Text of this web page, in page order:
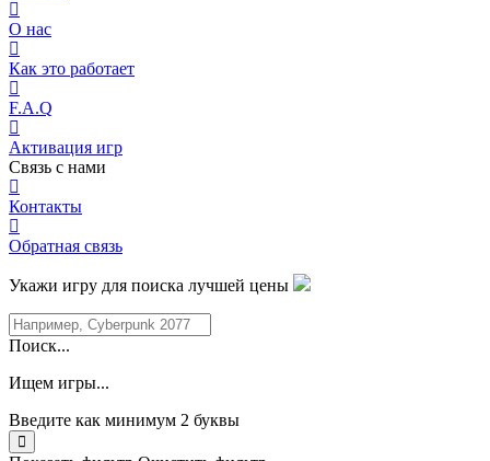
О нас
Как это работает
F.A.Q
Активация игр
Связь с нами
Контакты
Обратная связь
Укажи игру для поиска лучшей цены
Поиск...
Ищем игры...
Введите как минимум 2 буквы